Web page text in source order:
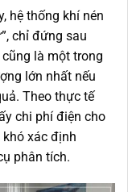
hệ thống khí nén
chỉ đứng sau
là một trong
lớn nhất nếu
Theo thực tế
chi phí điện cho
xác định
phân tích.